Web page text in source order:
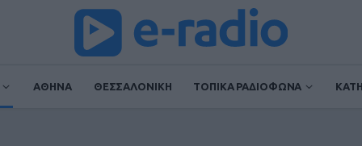
ΑΘΗΝΑ ΘΕΣΣΑΛΟΝΙΚΗ ΤΟΠΙΚΑ ΡΑΔΙΟΦΩΝΑ